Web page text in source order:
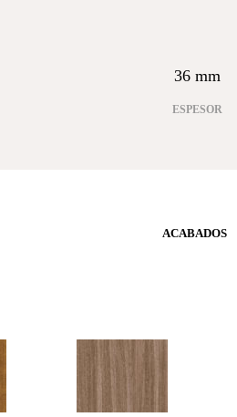
36 mm
ESPESOR
ACABADOS